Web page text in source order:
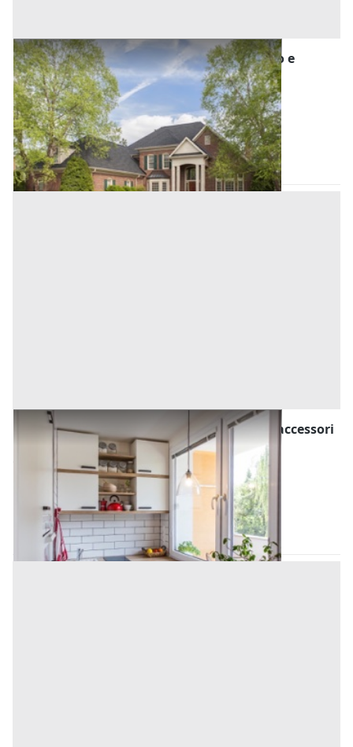
Asta Villa unifamiliare con annesso rustico e
garage
Stanghella (Padova)
Offerta minima
276.000 € 368.000 €
Codice asta:AA132488
Asta chiusa
Asta Abitazione popolare su tre piani con accessori
e corte annessa
Stanghella (Padova)
Offerta minima
16.620 € 22.160 €
Codice asta:AJ725800
Asta chiusa